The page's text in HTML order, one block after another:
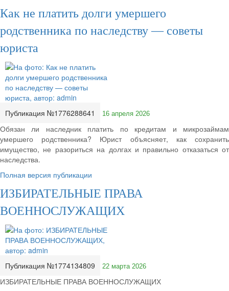
Как не платить долги умершего
родственника по наследству — советы
юриста
Публикация №1776288641 16 апреля 2026
Обязан ли наследник платить по кредитам и микрозаймам
умершего родственника? Юрист объясняет, как сохранить
имущество, не разориться на долгах и правильно отказаться от
наследства.
Полная версия публикации
ИЗБИРАТЕЛЬНЫЕ ПРАВА
ВОЕННОСЛУЖАЩИХ
Публикация №1774134809 22 марта 2026
ИЗБИРАТЕЛЬНЫЕ ПРАВА ВОЕННОСЛУЖАЩИХ